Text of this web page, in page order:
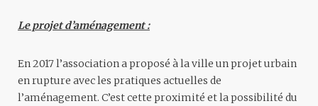
Le projet d’aménagement :
En 2017 l’association a proposé à la ville un projet urbain
en rupture avec les pratiques actuelles de
l’aménagement. C’est cette proximité et la possibilité du